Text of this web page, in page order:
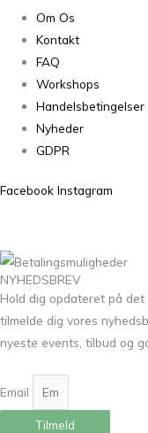
Om Os
Kontakt
FAQ
Workshops
Handelsbetingelser
Nyheder
GDPR
Facebook Instagram
NYHEDSBREV
Hold dig opdateret på
tilmelde dig vores
nyeste events, tilbud og
Email
Tilmeld